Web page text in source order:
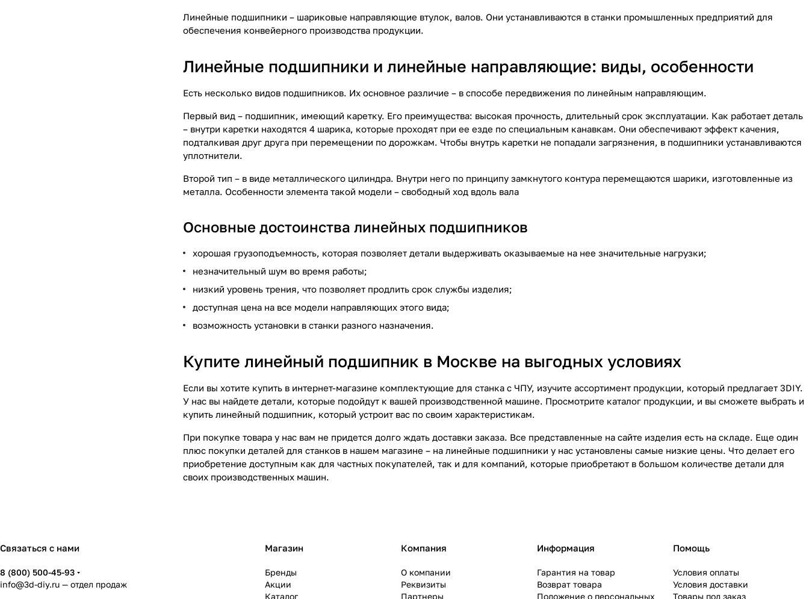
Линейные подшипники – шариковые направляющие втулок, валов. Они устанавливаются в станки промышленных предприятий для
обеспечения конвейерного производства продукции.
Линейные подшипники и линейные направляющие: виды, особенности
Есть несколько видов подшипников. Их основное различие – в способе передвижения по линейным направляющим.
Первый вид – подшипник, имеющий каретку. Его преимущества: высокая прочность, длительный срок эксплуатации. Как работает деталь
– внутри каретки находятся 4 шарика, которые проходят при ее езде по специальным канавкам. Они обеспечивают эффект качения,
подталкивая друг друга при перемещении по дорожкам. Чтобы внутрь каретки не попадали загрязнения, в подшипники устанавливаются
уплотнители.
Второй тип – в виде металлического цилиндра. Внутри него по принципу замкнутого контура перемещаются шарики, изготовленные из
металла. Особенности элемента такой модели – свободный ход вдоль вала
Основные достоинства линейных подшипников
хорошая грузоподъемность, которая позволяет детали выдерживать оказываемые на нее значительные нагрузки;
незначительный шум во время работы;
низкий уровень трения, что позволяет продлить срок службы изделия;
доступная цена на все модели направляющих этого вида;
возможность установки в станки разного назначения.
Купите линейный подшипник в Москве на выгодных условиях
Если вы хотите купить в интернет-магазине комплектующие для станка с ЧПУ, изучите ассортимент продукции, который предлагает 3DIY.
У нас вы найдете детали, которые подойдут к вашей производственной машине. Просмотрите каталог продукции, и вы сможете выбрать и
купить линейный подшипник, который устроит вас по своим характеристикам.
При покупке товара у нас вам не придется долго ждать доставки заказа. Все представленные на сайте изделия есть на складе. Еще один
плюс покупки деталей для станков в нашем магазине – на линейные подшипники у нас установлены самые низкие цены. Что делает его
приобретение доступным как для частных покупателей, так и для компаний, которые приобретают в большом количестве детали для
своих производственных машин.
Связаться с нами
8 (800) 500-45-93
info@3d-diy.ru — отдел продаж
Магазин
Бренды
Акции
Каталог
Компания
О компании
Реквизиты
Партнеры
Информация
Гарантия на товар
Возврат товара
Положение о персональных
Помощь
Условия оплаты
Условия доставки
Товары под заказ